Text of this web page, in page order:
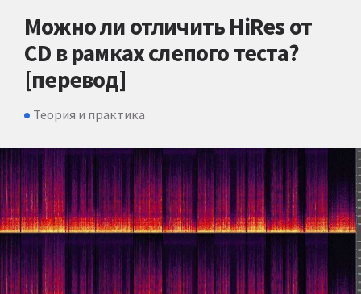
Можно ли отличить HiRes от
CD в рамках слепого теста?
[перевод]
Теория и практика